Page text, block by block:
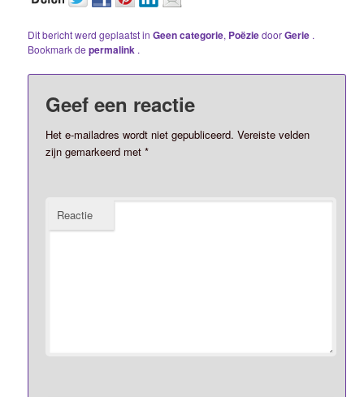
Dit bericht werd geplaatst inGeen categorie, PoëziedoorGerie .
Bookmark depermalink .
Geef een reactie
Het e-mailadres wordt niet gepubliceerd. Vereiste velden
zijn gemarkeerd met*
Reactie